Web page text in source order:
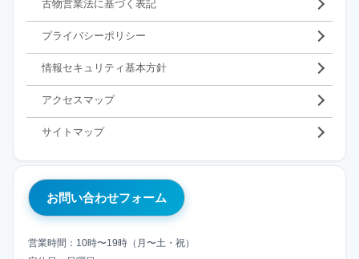
古物営業法に基づく表記
プライバシーポリシー
情報セキュリティ基本方針
アクセスマップ
サイトマップ
お問い合わせフォーム
営業時間：10時〜19時（月〜土・祝）